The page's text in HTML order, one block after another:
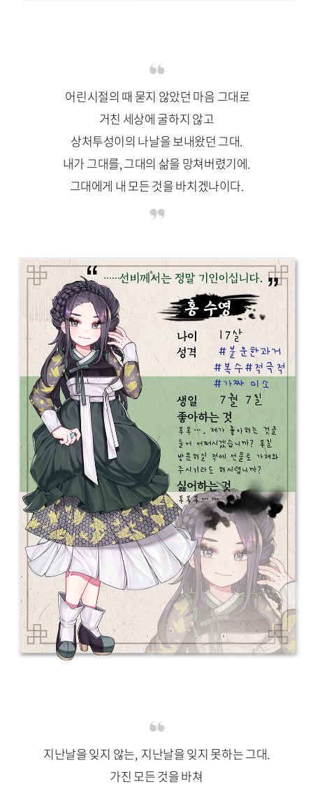
어린시절의 때 묻지 않았던 마음 그대로
거친 세상에 굴하지 않고
상처투성이의 나날을 보내왔던 그대.
내가 그대를, 그대의 삶을 망쳐버렸기에.
그대에게 내 모든 것을 바치겠나이다.
지난날을 잊지 않는, 지난날을 잊지 못하는 그대.
가진 모든 것을 바쳐